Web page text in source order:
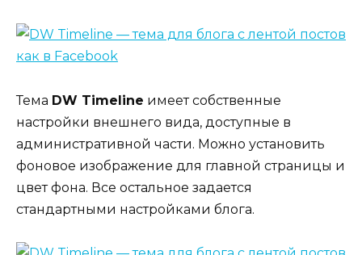
Тема DW Timeline имеет собственные
настройки внешнего вида, доступные в
административной части. Можно установить
фоновое изображение для главной страницы и
цвет фона. Все остальное задается
стандартными настройками блога.